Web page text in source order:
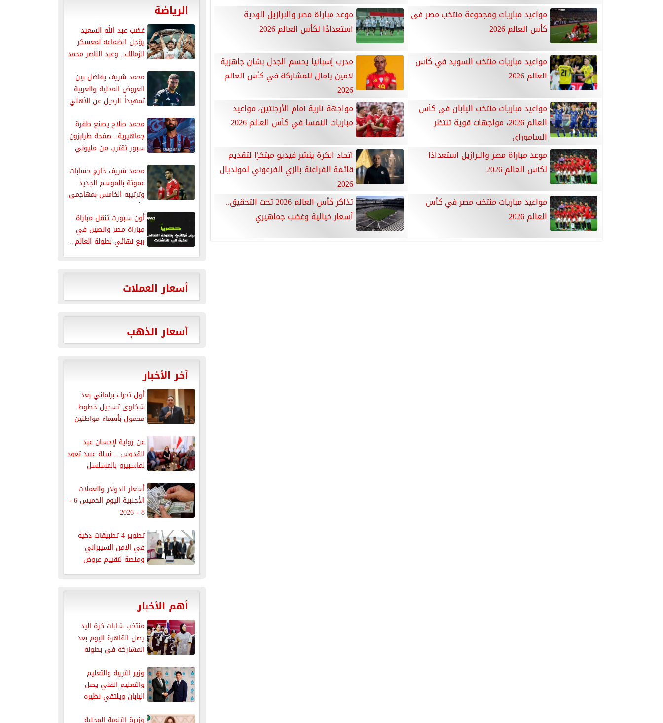
مواعيد مباريات ومجموعة منتخب مصر فى
كأس العالم 2026
موعد مباراة مصر والبرازيل الودية
استعدادًا لكأس العالم 2026
مواعيد مباريات منتخب السويد في كأس
العالم 2026
مدرب إسبانيا يحسم الجدل بشان جاهزية
لامين يامال للمشاركة في كأس العالم
2026
مواعيد مباريات منتخب اليابان في كأس
العالم 2026، مواجهات قوية تنتظر
الساموراي
مواجهة نارية أمام الأرجنتين، مواعيد
مباريات النمسا في كأس العالم 2026
موعد مباراة مصر والبرازيل استعدادًا
لكأس العالم 2026
اتحاد الكرة ينشر فيديو مبتكرًا لتقديم
قائمة الفراعنة بالزي الفرعوني لمونديال
2026
مواعيد مباريات منتخب مصر في كأس
العالم 2026
تذاكر كأس العالم 2026 تحت التحقيق..
أسعار خيالية وغضب جماهيري
الرياضة
غضب عبد الله السعيد
يؤجل انضمامه لمعسكر
الزمالك.. وعبد الناصر محمد
محمد شريف يفاضل بين
العروض المحلية والعربية
تمهيداً للرحيل عن الأهلي
محمد صلاح يصنع طفرة
جماهيرية.. صفحة طرابزون
سبور تقترب من مليوني
محمد شريف خارج حسابات
عموتة بالموسم الجديد..
وترتيبه الخامس بمهاجمى
الأهلى
أون سبورت تنقل مباراة
مباراة مصر والصين في
ربع نهائي بطولة العالم...
أسعار العملات
أسعار الذهب
آخر الأخبار
أول تحرك برلماني بعد
شكاوى تسجيل خطوط
محمول بأسماء مواطنين
عن رواية لإحسان عبد
القدوس .. نبيلة عبيد تعود
لماسبيرو بالمسلسل
أسعار الدولار والعملات
الأجنبية اليوم الخميس 6 -
8 - 2026
تطوير 4 تطبيقات ذكية
في الامن السيبراني
ومنصة لتقييم عروض
الموردين للجهات...
أهم الأخبار
منتخب شابات كرة اليد
يصل القاهرة اليوم بعد
المشاركة فى بطولة
وزير التربية والتعليم
والتعليم الفني يصل
اليابان ويلتقي نظيره
نجاحات...
وزيرة التنمية المحلية